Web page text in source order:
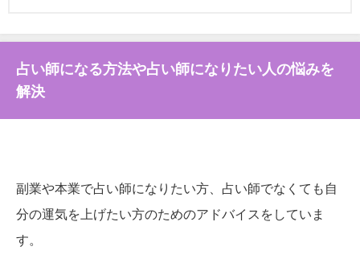
占い師になる方法や占い師になりたい人の悩みを
解決
副業や本業で占い師になりたい方、占い師でなくても自
分の運気を上げたい方のためのアドバイスをしていま
す。